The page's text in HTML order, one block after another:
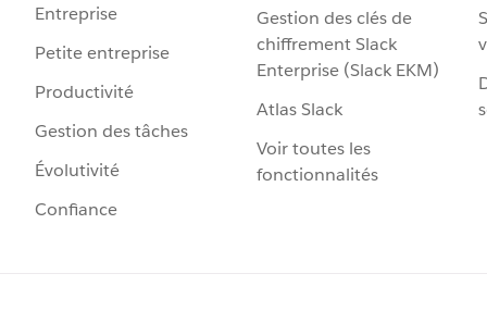
Entreprise
Petite entreprise
Productivité
Gestion des tâches
Évolutivité
Confiance
Gestion des clés de
chiffrement Slack
Enterprise (Slack EKM)
Atlas Slack
Voir toutes les
fonctionnalités